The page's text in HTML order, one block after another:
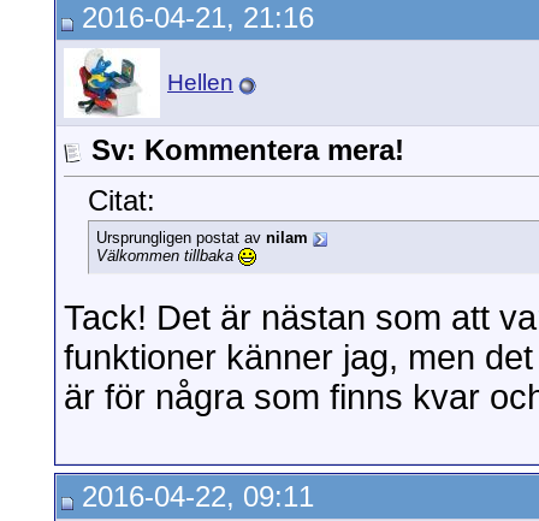
2016-04-21, 21:16
Hellen
Sv: Kommentera mera!
Citat:
Ursprungligen postat av nilam
Välkommen tillbaka
Tack! Det är nästan som att
funktioner känner jag, men
är för några som finns kvar
2016-04-22, 09:11